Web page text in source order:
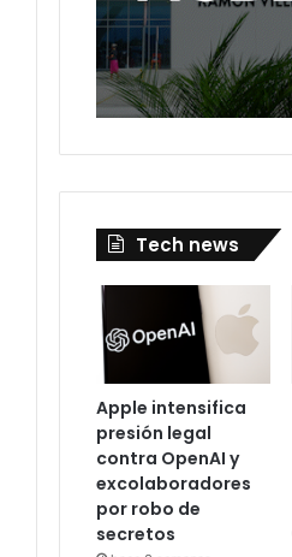
Tech news
Apple intensifica
presión legal
contra OpenAI y
excolaboradores
por robo de
secretos